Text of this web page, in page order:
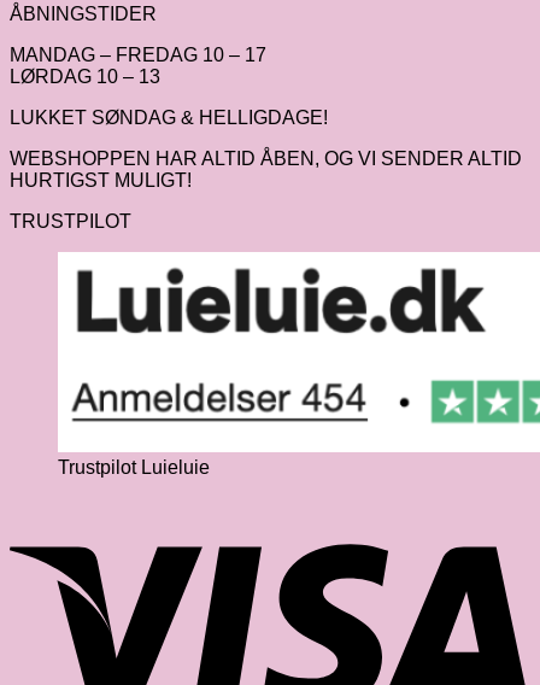
ÅBNINGSTIDER
MANDAG – FREDAG 10 – 17
LØRDAG 10 – 13
LUKKET SØNDAG & HELLIGDAGE!
WEBSHOPPEN HAR ALTID ÅBEN, OG VI SENDER ALTID
HURTIGST MULIGT!
TRUSTPILOT
Trustpilot Luieluie